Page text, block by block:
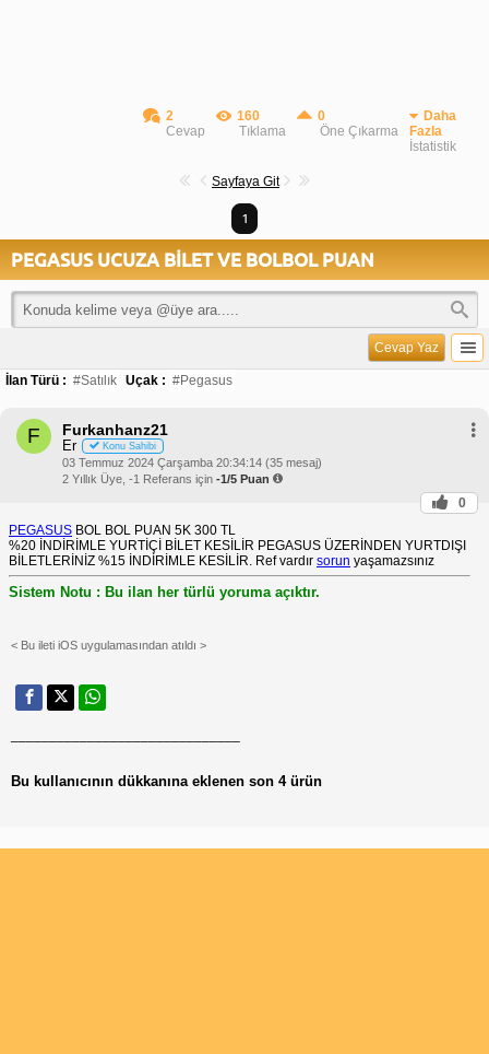
2
Cevap
160
Tıklama
0
Öne Çıkarma
Daha
Fazla
İstatistik
Sayfaya Git
1
PEGASUS UCUZA BİLET VE BOLBOL PUAN
Cevap Yaz
İlan Türü : #Satılık Uçak : #Pegasus
F Furkanhanz21
Er Konu Sahibi
03 Temmuz 2024 Çarşamba 20:34:14 (35 mesaj)
2 Yıllık Üye, -1 Referans için -1/5 Puan
0
PEGASUS BOL BOL PUAN 5K 300 TL
%20 İNDİRİMLE YURTİÇİ BİLET KESİLİR PEGASUS ÜZERİNDEN YURTDIŞI
BİLETLERİNİZ %15 İNDİRİMLE KESİLİR. Ref vardır sorun yaşamazsınız
Sistem Notu : Bu ilan her türlü yoruma açıktır.
< Bu ileti iOS uygulamasından atıldı >
Bu kullanıcının dükkanına eklenen son 4 ürün